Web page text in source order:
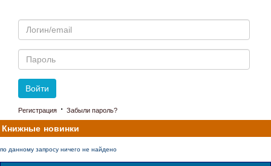
Email
Пароль
Войти
Регистрация · Забыли пароль?
Книжные новинки
по данному запросу ничего не найдено